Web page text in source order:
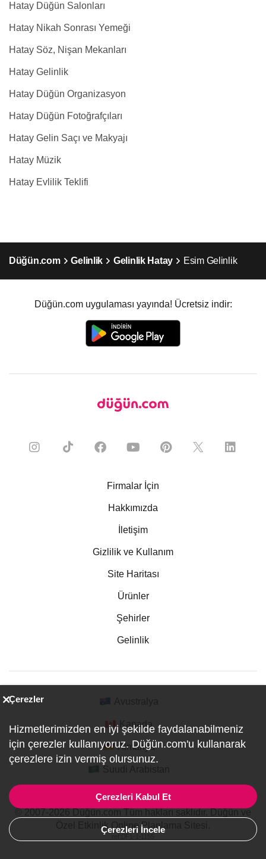
Hatay Düğün Salonları
Hatay Nikah Sonrası Yemeği
Hatay Söz, Nişan Mekanları
Hatay Gelinlik
Hatay Düğün Organizasyon
Hatay Düğün Fotoğrafçıları
Hatay Gelin Saçı ve Makyajı
Hatay Müzik
Hatay Evlilik Teklifi
Düğün.com Gelinlik Gelinlik Hatay Esim Gelinlik
Düğün.com uygulaması yayında! Ücretsiz indir:
Firmalar İçin
Hakkımızda
İletişim
Gizlilik ve Kullanım
Site Haritası
Ürünler
Şehirler
Gelinlik
Kanada
Almanya
Özel Etkinlik Online Planlama Sitesi.
Çerezler
Hizmetlerimizden en iyi şekilde faydalanabilmeniz
için çerezler kullanıyoruz. Düğün.com'u kullanarak
çerezlere izin vermiş olursunuz.
Çerezleri Kabul Et
Çerezleri İncele